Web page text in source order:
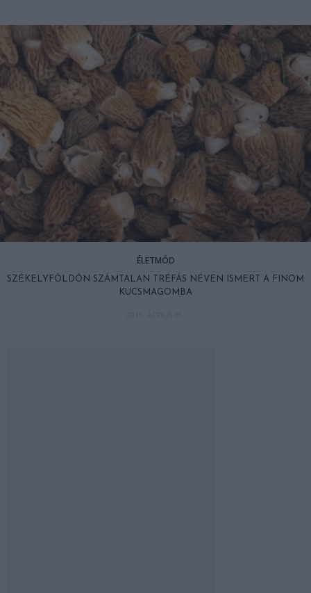
ÉLETMÓD
SZÉKELYFÖLDÖN SZÁMTALAN TRÉFÁS NÉVEN ISMERT A FINOM
KUCSMAGOMBA